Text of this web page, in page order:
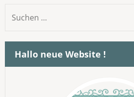
Suchen
Hallo neue Website !